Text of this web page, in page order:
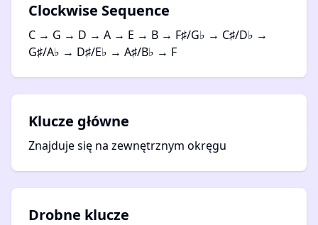
Clockwise Sequence
C → G → D → A → E → B → F♯/G♭ → C♯/D♭ →
G♯/A♭ → D♯/E♭ → A♯/B♭ → F
Klucze główne
Znajduje się na zewnętrznym okręgu
Drobne klucze